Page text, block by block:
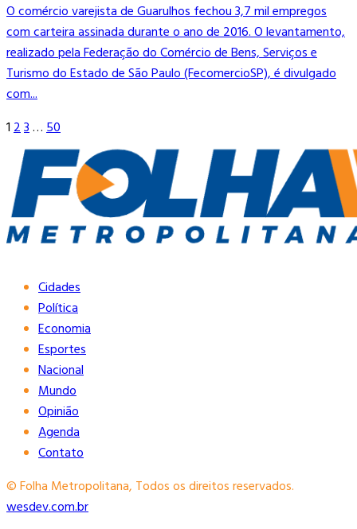
O comércio varejista de Guarulhos fechou 3,7 mil empregos
com carteira assinada durante o ano de 2016. O levantamento,
realizado pela Federação do Comércio de Bens, Serviços e
Turismo do Estado de São Paulo (FecomercioSP), é divulgado
com...
123…50
Cidades
Política
Economia
Esportes
Nacional
Mundo
Opinião
Agenda
Contato
© Folha Metropolitana, Todos os direitos reservados.
wesdev.com.br